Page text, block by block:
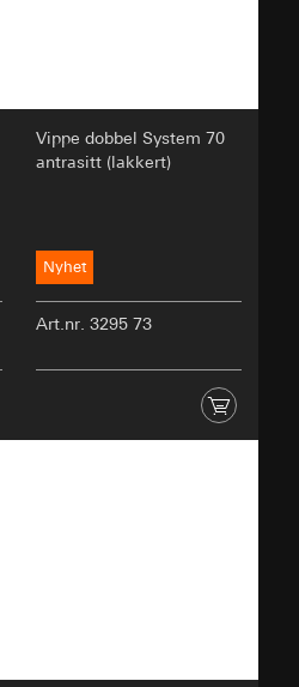
Vippe dobbel System 70
antrasitt (lakkert)
Nyhet
Art.nr. 3295 73